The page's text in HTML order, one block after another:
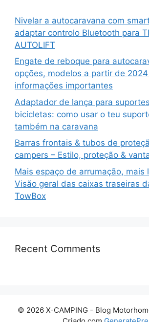
Nivelar a autocaravana com
adaptar controlo Bluetooth para
AUTOLIFT
Engate de reboque para
opções, modelos a partir de
informações importantes
Adaptador de lança para
bicicletas: como usar o teu
também na caravana
Barras frontais & tubos de
campers – Estilo, proteção &
Mais espaço de arrumação, mais
Visão geral das caixas traseiras
TowBox
Recent Comments
© 2026 X-CAMPING - Blog